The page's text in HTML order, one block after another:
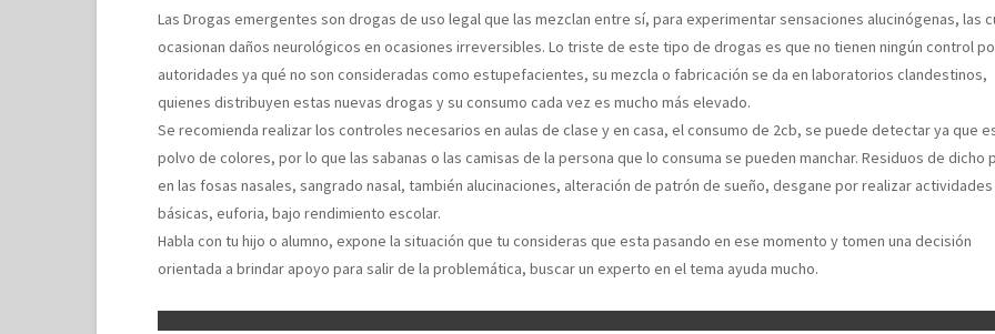
Las Drogas emergentes son drogas de uso legal que las mezclan entre sí, para experimentar sensaciones alucinógenas, las
ocasionan daños neurológicos en ocasiones irreversibles. Lo triste de este tipo de drogas es que no tienen ningún control
autoridades ya qué no son consideradas como estupefacientes, su mezcla o fabricación se da en laboratorios clandestinos,
quienes distribuyen estas nuevas drogas y su consumo cada vez es mucho más elevado.
Se recomienda realizar los controles necesarios en aulas de clase y en casa, el consumo de 2cb, se puede detectar ya que
polvo de colores, por lo que las sabanas o las camisas de la persona que lo consuma se pueden manchar. Residuos de dicho
en las fosas nasales, sangrado nasal, también alucinaciones, alteración de patrón de sueño, desgane por realizar actividades
básicas, euforia, bajo rendimiento escolar.
Habla con tu hijo o alumno, expone la situación que tu consideras que esta pasando en ese momento y tomen una decisión
orientada a brindar apoyo para salir de la problemática, buscar un experto en el tema ayuda mucho.